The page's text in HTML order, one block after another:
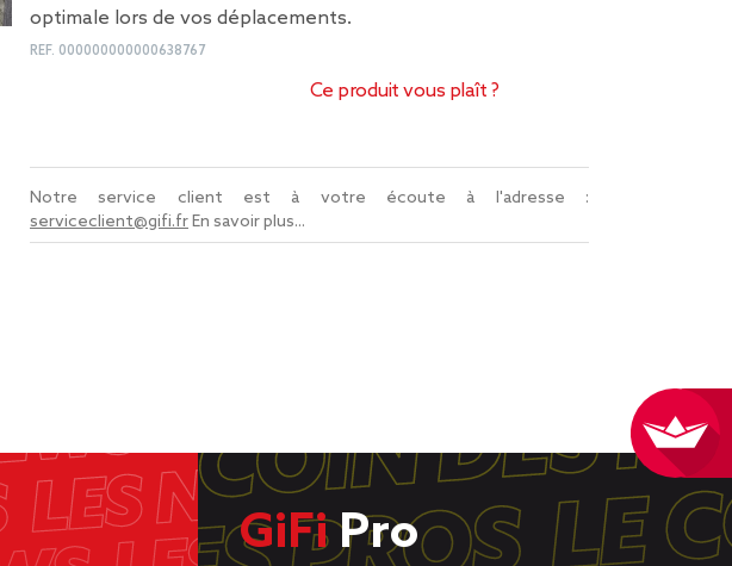
optimale lors de vos déplacements.
REF. 000000000000638767
Ce produit vous plaît ?
Notre service client est à votre écoute à l'adresse :
serviceclient@gifi.frEn savoir plus...
GiFiPro